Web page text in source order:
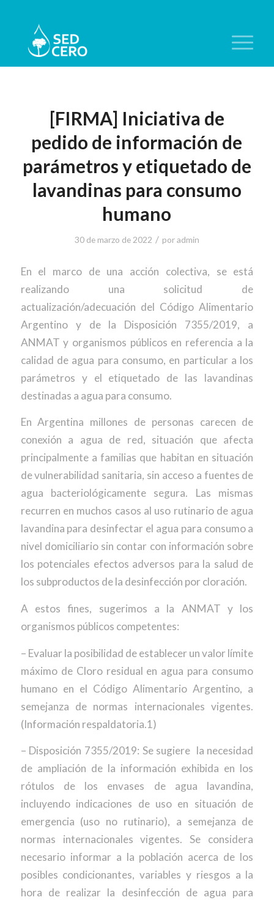
[FIRMA] Iniciativa de
pedido de información de
parámetros y etiquetado de
lavandinas para consumo
humano
30 de marzo de 2022 / poradmin
En el marco de una acción colectiva, se está
realizando una solicitud de
actualización/adecuación del Código Alimentario
Argentino y de la Disposición 7355/2019, a
ANMAT y organismos públicos en referencia a la
calidad de agua para consumo, en particular a los
parámetros y el etiquetado de las lavandinas
destinadas a agua para consumo.
En Argentina millones de personas carecen de
conexión a agua de red, situación que afecta
principalmente a familias que habitan en situación
de vulnerabilidad sanitaria, sin acceso a fuentes de
agua bacteriológicamente segura. Las mismas
recurren en muchos casos al uso rutinario de agua
lavandina para desinfectar el agua para consumo a
nivel domiciliario sin contar con información sobre
los potenciales efectos adversos para la salud de
los subproductos de la desinfección por cloración.
A estos fines, sugerimos a la ANMAT y los
organismos públicos competentes:
– Evaluar la posibilidad de establecer un valor límite
máximo de Cloro residual en agua para consumo
humano en el Código Alimentario Argentino, a
semejanza de normas internacionales vigentes.
(Información respaldatoria.1)
– Disposición 7355/2019: Se sugiere la necesidad
de ampliación de la información exhibida en los
rótulos de los envases de agua lavandina,
incluyendo indicaciones de uso en situación de
emergencia (uso no rutinario), a semejanza de
normas internacionales vigentes. Se considera
necesario informar a la población acerca de los
posibles condicionantes, variables y riesgos a la
hora de realizar la desinfección de agua para